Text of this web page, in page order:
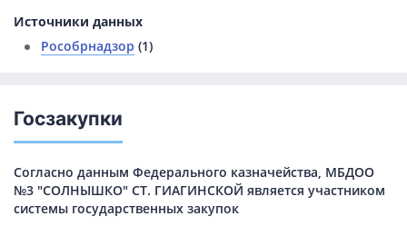
Источники данных
Рособрнадзор (1)
Госзакупки
Согласно данным Федерального казначейства, МБДОО
№3 "СОЛНЫШКО" СТ. ГИАГИНСКОЙ является участником
системы государственных закупок